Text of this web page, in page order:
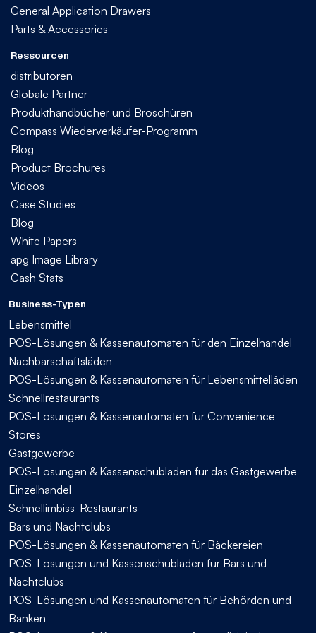
General Application Drawers
Parts & Accessories
Ressourcen
distributoren
Globale Partner
Produkthandbücher und Broschüren
Compass Wiederverkäufer-Programm
Blog
Product Brochures
Videos
Case Studies
Blog
White Papers
apg Image Library
Cash Stats
Business-Typen
Lebensmittel
POS-Lösungen & Kassenautomaten für den Einzelhandel
Nachbarschaftsläden
POS-Lösungen & Kassenautomaten für Lebensmittelläden
Schnellrestaurants
POS-Lösungen & Kassenautomaten für Convenience
Stores
Gastgewerbe
POS-Lösungen & Kassenschubladen für das Gastgewerbe
Einzelhandel
Schnellimbiss-Restaurants
Bars und Nachtclubs
POS-Lösungen & Kassenautomaten für Bäckereien
POS-Lösungen und Kassenschubladen für Bars und
Nachtclubs
POS-Lösungen und Kassenautomaten für Behörden und
Banken